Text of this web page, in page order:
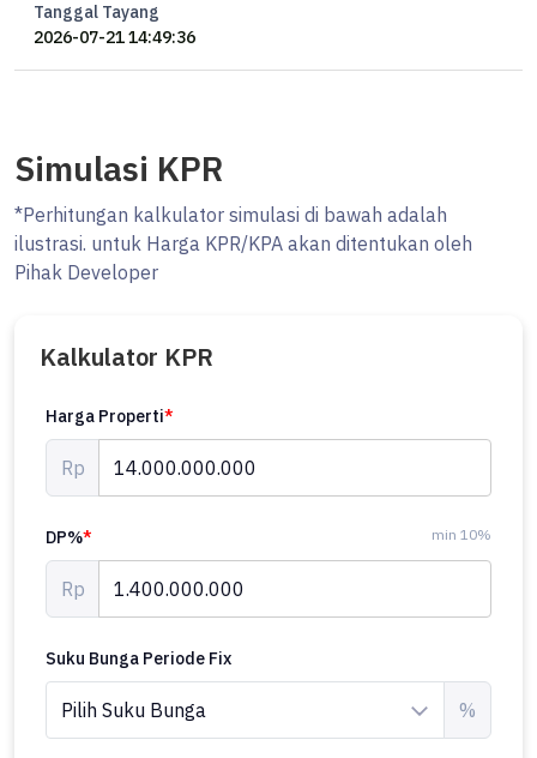
Tanggal Tayang
2026-07-21 14:49:36
Simulasi KPR
*Perhitungan kalkulator simulasi di bawah adalah
ilustrasi. untuk Harga KPR/KPA akan ditentukan oleh
Pihak Developer
Kalkulator KPR
Harga Properti*
Rp
DP%* min 10%
Rp
Suku Bunga Periode Fix
%